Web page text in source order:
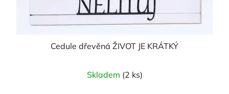
Cedule dřevěná ŽIVOT JE KRÁTKÝ
Skladem (2 ks)